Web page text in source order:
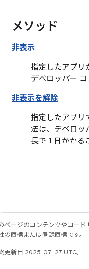
メソッド
非表示
指定したアプリ
デベロッパー
非表示を解除
指定したアプリ
法は、デベロッ
長で 1 日かかる
ページのコンテンツやコード
の商標または登録商標です。
更新日 2025-07-27 UTC。